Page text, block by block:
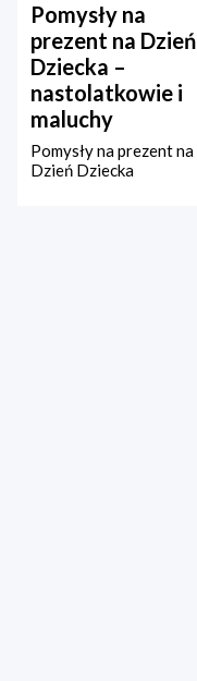
Pomysły na
prezent na Dzień
Dziecka –
nastolatkowie i
maluchy
Pomysły na prezent na
Dzień Dziecka